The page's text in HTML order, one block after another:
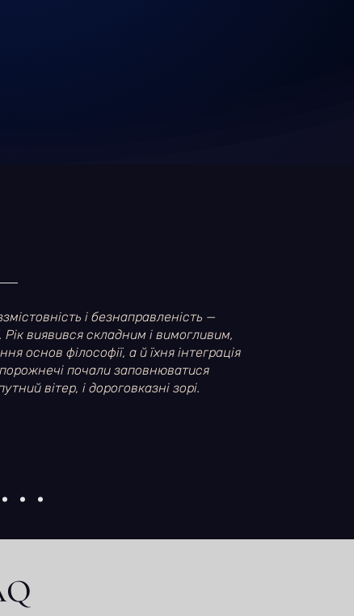
і безнаправленість —
Рік виявився складним і вимогливим,
основ філософії, а й їхня інтеграція
почали заповнюватися
вітер, і дороговказні зорі.